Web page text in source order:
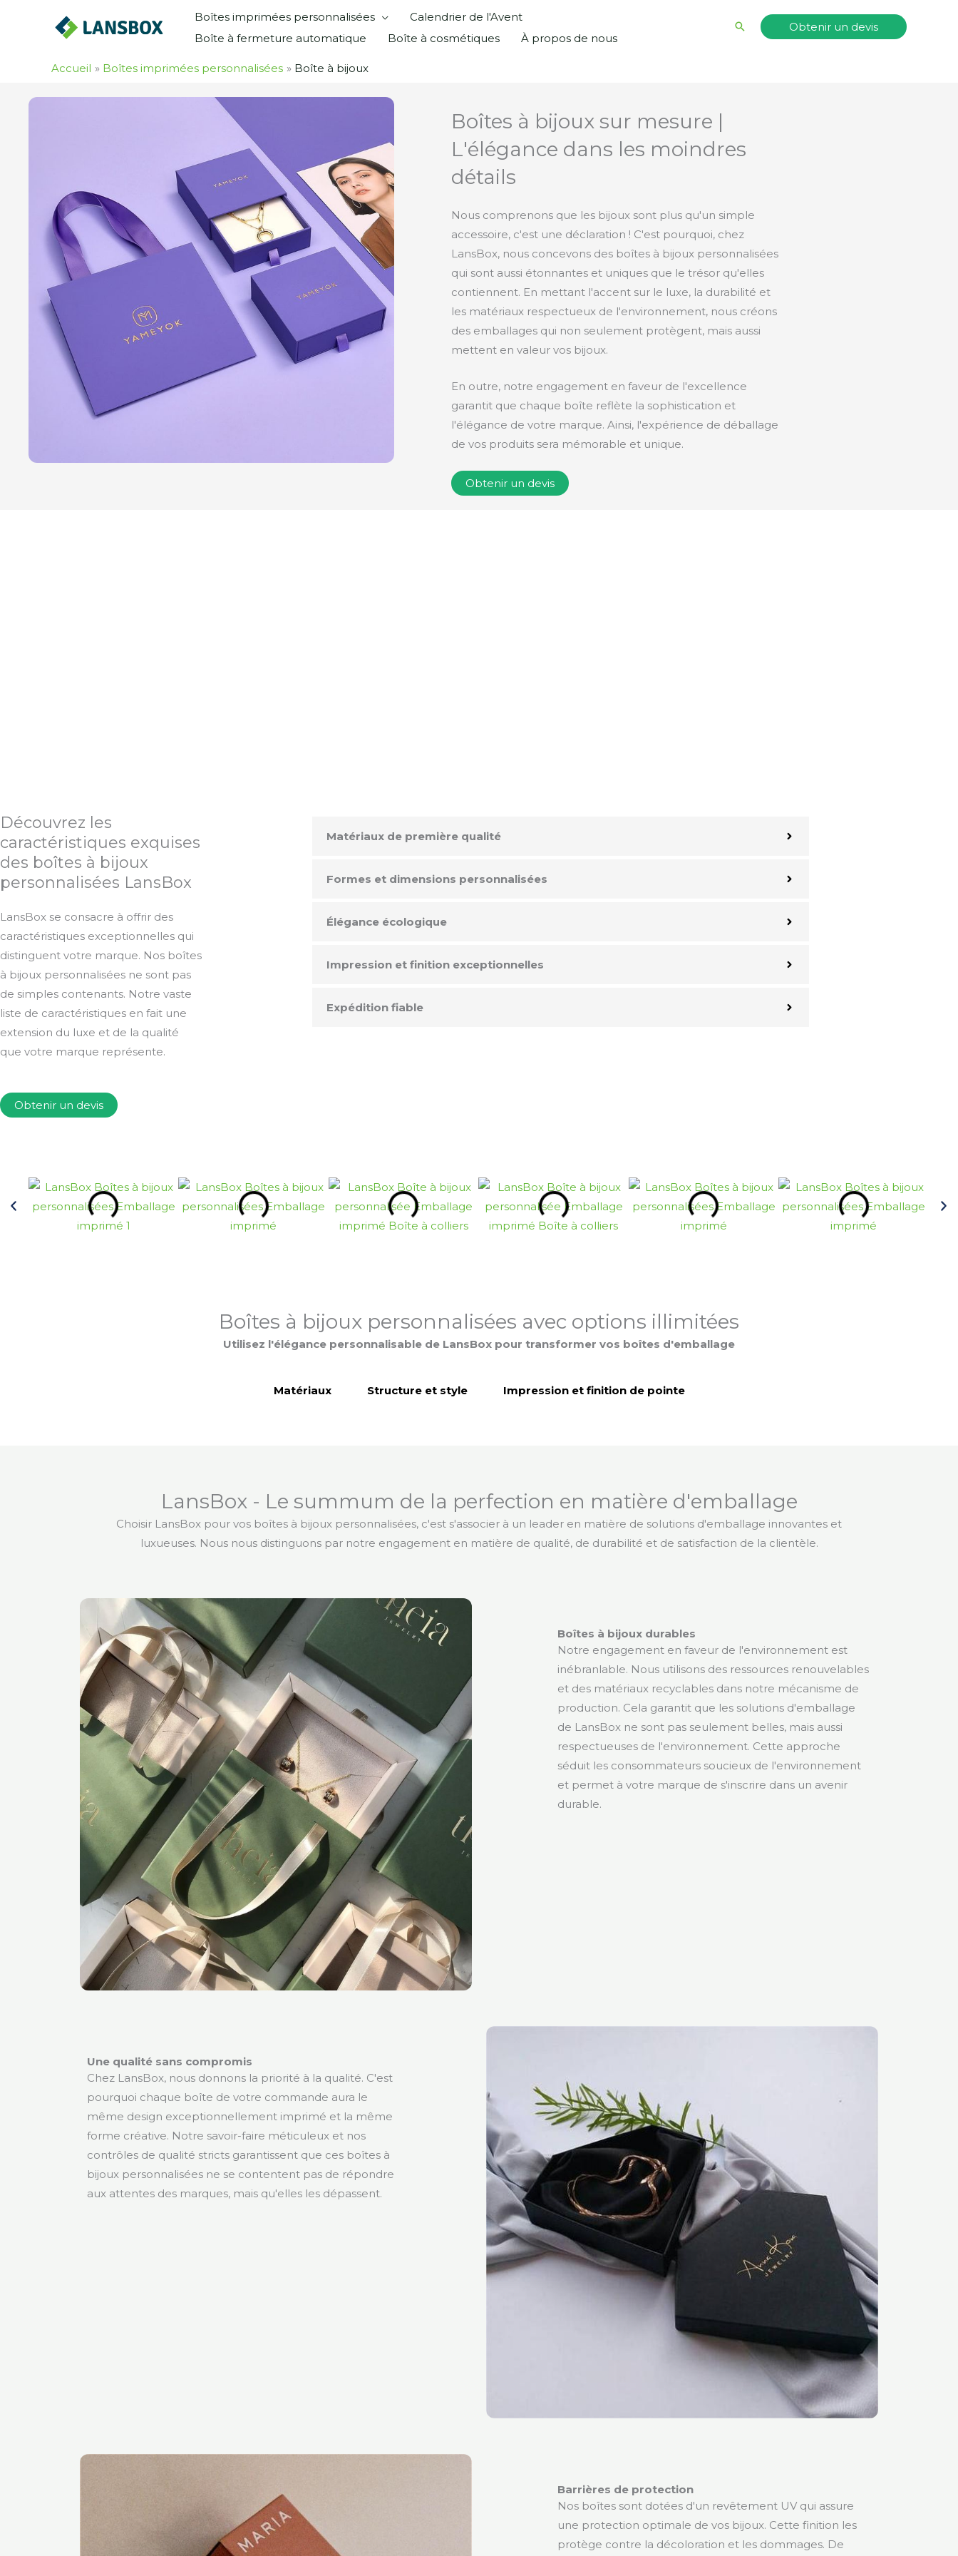
Boîtes imprimées personnalisées
Calendrier de l'Avent
Boîte à fermeture automatique
Boîte à cosmétiques À propos de nous
RechercherObtenir un devis
Accueil Boîtes imprimées personnalisées Boîte à bijoux
Boîtes à bijoux sur mesure |
L'élégance dans les moindres
détails
Nous comprenons que les bijoux sont plus qu'un simple
accessoire, c'est une déclaration ! C'est pourquoi, chez
LansBox, nous concevons des boîtes à bijoux personnalisées
qui sont aussi étonnantes et uniques que le trésor qu'elles
contiennent. En mettant l'accent sur le luxe, la durabilité et
les matériaux respectueux de l'environnement, nous créons
des emballages qui non seulement protègent, mais aussi
mettent en valeur vos bijoux.
En outre, notre engagement en faveur de l'excellence
garantit que chaque boîte reflète la sophistication et
l'élégance de votre marque. Ainsi, l'expérience de déballage
de vos produits sera mémorable et unique.
Obtenir un devis
Découvrez les
caractéristiques exquises
des boîtes à bijoux
personnalisées LansBox
LansBox se consacre à offrir des
caractéristiques exceptionnelles qui
distinguent votre marque. Nos boîtes
à bijoux personnalisées ne sont pas
de simples contenants. Notre vaste
liste de caractéristiques en fait une
extension du luxe et de la qualité
que votre marque représente.
Obtenir un devis
Matériaux de première qualité
Formes et dimensions personnalisées
Élégance écologique
Impression et finition exceptionnelles
Expédition fiable
Boîtes à bijoux personnalisées avec options illimitées
Utilisez l'élégance personnalisable de LansBox pour transformer vos boîtes d'emballage
Matériaux Structure et style Impression et finition de pointe
LansBox - Le summum de la perfection en matière d'emballage
Choisir LansBox pour vos boîtes à bijoux personnalisées, c'est s'associer à un leader en matière de solutions d'emballage innovantes et
luxueuses. Nous nous distinguons par notre engagement en matière de qualité, de durabilité et de satisfaction de la clientèle.
Boîtes à bijoux durables
Notre engagement en faveur de l'environnement est
inébranlable. Nous utilisons des ressources renouvelables
et des matériaux recyclables dans notre mécanisme de
production. Cela garantit que les solutions d'emballage
de LansBox ne sont pas seulement belles, mais aussi
respectueuses de l'environnement. Cette approche
séduit les consommateurs soucieux de l'environnement
et permet à votre marque de s'inscrire dans un avenir
durable.
Une qualité sans compromis
Chez LansBox, nous donnons la priorité à la qualité. C'est
pourquoi chaque boîte de votre commande aura le
même design exceptionnellement imprimé et la même
forme créative. Notre savoir-faire méticuleux et nos
contrôles de qualité stricts garantissent que ces boîtes à
bijoux personnalisées ne se contentent pas de répondre
aux attentes des marques, mais qu'elles les dépassent.
Barrières de protection
Nos boîtes sont dotées d'un revêtement UV qui assure
une protection optimale de vos bijoux. Cette finition les
protège contre la décoloration et les dommages. De